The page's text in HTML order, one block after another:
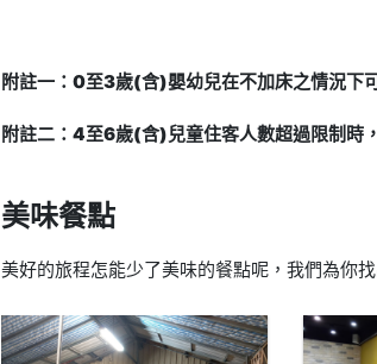
附註一：0至3歲(含)嬰幼兒在不加床之情況下
附註二：4至6歲(含)兒童住客人數超過限制時
美味餐點
美好的旅程怎能少了美味的餐點呢，我們為你